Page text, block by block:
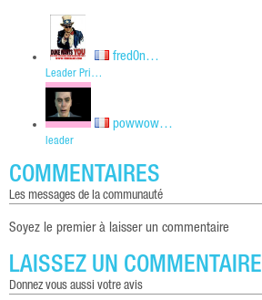
fred0n…
Leader Pri…
powwow…
leader
COMMENTAIRES
les messages de la communauté
Soyez le premier à laisser un commentaire
LAISSEZ UN COMMENTAIRE
donnez vous aussi votre avis